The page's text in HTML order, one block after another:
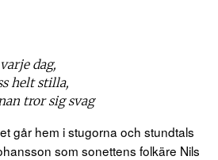
dag,
helt stilla,
tror sig svag
går hem i stugorna och stundtals
som sonettens folkäre Nils